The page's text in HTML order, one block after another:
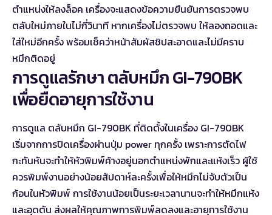
ตำแหน่งให้ลงล็อค เครื่องจะแสดงข้อความยืนยันการตรวจพบ
ตลับใหม่ภายในไม่กี่วินาที หากเครื่องไม่ตรวจพบ ให้ลองถอดและ
ใส่ใหม่อีกครั้ง พร้อมเช็คว่าหน้าสัมผัสชิปสะอาดและไม่มีคราบ
หมึกติดอยู่
การดูแลรักษา ตลับหมึก GI-790BK
เพื่อยืดอายุการใช้งาน
การดูแล ตลับหมึก GI-790BK ที่ติดตั้งในเครื่อง GI-790BK
เริ่มจากการปิดเครื่องผ่านปุ่ม power ทุกครั้ง เพราะการตัดไฟ
กะทันหันจะทำให้หัวพิมพ์ค้างอยู่นอกตำแหน่งพักและแห้งเร็ว ผู้ใช้
ควรพิมพ์งานอย่างน้อยสัปดาห์ละครั้งเพื่อให้หมึกไม่จับตัวเป็น
ก้อนในหัวพิมพ์ การใช้งานน้อยเป็นระยะเวลานานจะทำให้หมึกแห้ง
และอุดตัน ส่งผลให้คุณภาพการพิมพ์ลดลงและอายุการใช้งาน